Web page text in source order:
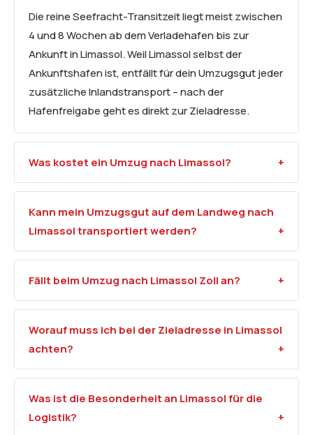
Die reine Seefracht-Transitzeit liegt meist zwischen
4 und 8 Wochen ab dem Verladehafen bis zur
Ankunft in Limassol. Weil Limassol selbst der
Ankunftshafen ist, entfällt für dein Umzugsgut jeder
zusätzliche Inlandstransport – nach der
Hafenfreigabe geht es direkt zur Zieladresse.
Was kostet ein Umzug nach Limassol?
Kann mein Umzugsgut auf dem Landweg nach
Limassol transportiert werden?
Fällt beim Umzug nach Limassol Zoll an?
Worauf muss ich bei der Zieladresse in Limassol
achten?
Was ist die Besonderheit an Limassol für die
Logistik?